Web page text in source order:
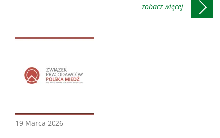
19 Marca 2026Konferencje